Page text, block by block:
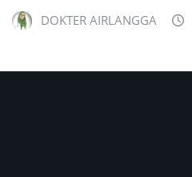
DOKTER AIRLANGGA